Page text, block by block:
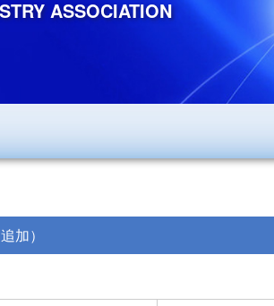
ASSOCIATION
加）